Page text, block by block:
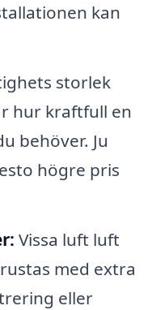
kan
storlek
hur kraftfull en
behöver. Ju
högre pris
Vissa luft luft
med extra
eller